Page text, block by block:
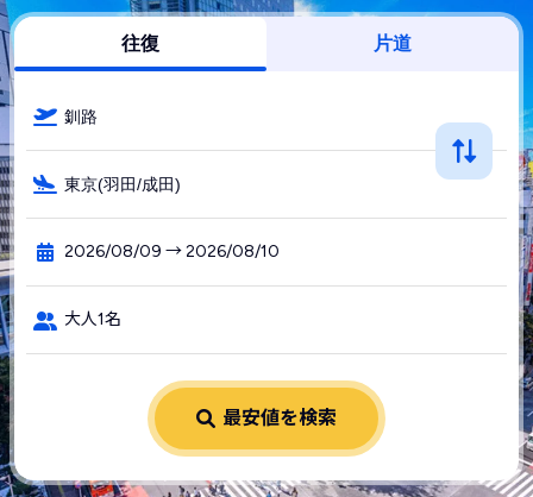
往復 片道
釧路
東京(羽田/成田)
2026/08/09 → 2026/08/10
大人1名
最安値を検索